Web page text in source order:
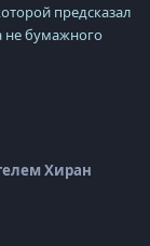
предсказал
не бумажного
Хиран